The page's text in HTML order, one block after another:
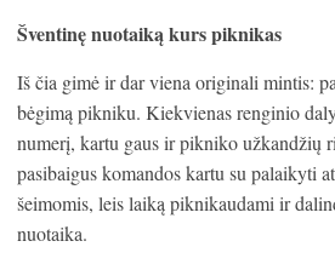
Šventinę nuotaiką kurs piknikas
Iš čia gimė ir dar viena originali mintis:
bėgimą pikniku. Kiekvienas renginio
numerį, kartu gaus ir pikniko užkandžių
pasibaigus komandos kartu su palaikyti
šeimomis, leis laiką piknikaudami ir
nuotaika.